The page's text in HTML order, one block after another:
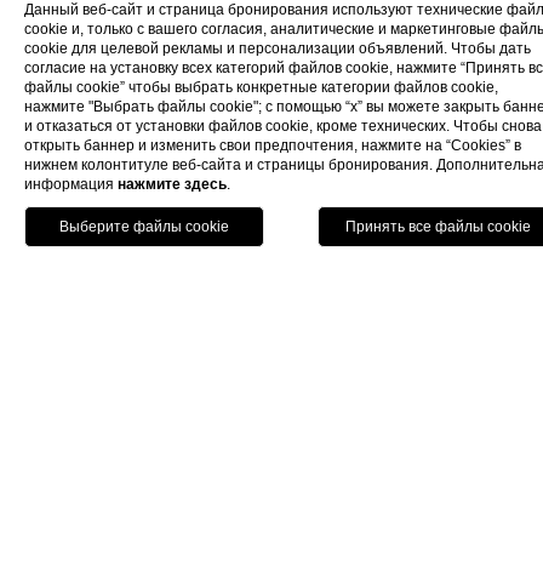
ВСТРЕЧИ
Все подготовленные помещения
нашегоЦентра конгрессов
подготовлены для предложения
менеджерам и участникам конгрессов
Prenota Ora
Данный веб-сайт и страница бронирования используют технические
cookie и, только с вашего согласия, аналитические и маркетинговые
cookie для целевой рекламы и персонализации объявлений. Чтобы дать
согласие на установку всех категорий файлов cookie, нажмите “Принять
файлы cookie” чтобы выбрать конкретные категории файлов cookie,
нажмите "Выбрать файлы cookie"; с помощью “x” вы можете закрыть
и отказаться от установки файлов cookie, кроме технических. Чтобы снова
открыть баннер и изменить свои предпочтения, нажмите на “Cookies” в
нижнем колонтитуле веб-сайта и страницы бронирования.
информация нажмите здесь.